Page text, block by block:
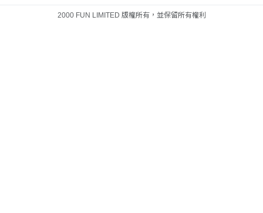
2000 FUN LIMITED 版權所有，並保留所有權利